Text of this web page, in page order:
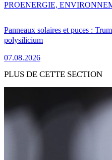
Panneaux solaires et puces :
polysilicium
07.08.2026
PROENERGIE,
PLUS DE CETTE SECTION